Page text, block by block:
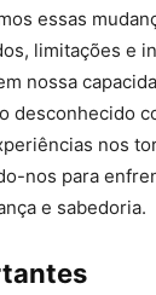
essas
limitações e
nossa
desconhecido
nos
nos para
e sabedoria.